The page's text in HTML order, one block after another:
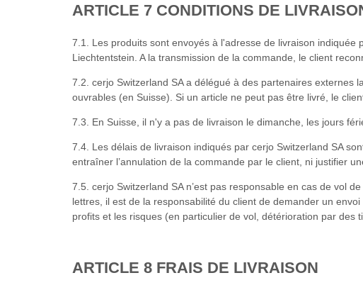
ARTICLE 7 CONDITIONS DE
7.1. Les produits sont envoyés à l'adresse de livraison indiquée
Liechtentstein. A la transmission de la commande, le client
7.2. cerjo Switzerland SA a délégué à des partenaires externes
ouvrables (en Suisse). Si un article ne peut pas être livré, le
7.3. En Suisse, il n'y a pas de livraison le dimanche, les jours
7.4. Les délais de livraison indiqués par cerjo Switzerland SA
entraîner l’annulation de la commande par le client, ni justifier
7.5. cerjo Switzerland SA n’est pas responsable en cas de vol
lettres, il est de la responsabilité du client de demander un
profits et les risques (en particulier de vol, détérioration par des
ARTICLE 8 FRAIS DE LIVRAISON